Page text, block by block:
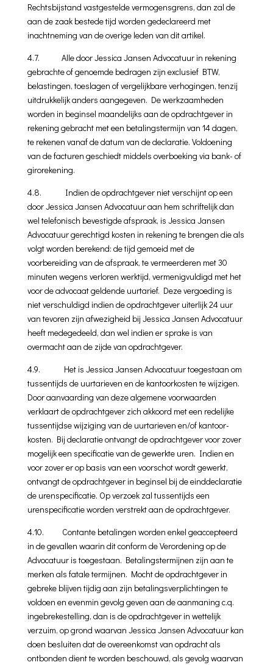
Rechtsbijstand vastgestelde vermogensgrens, dan zal de
aan de zaak bestede tijd worden gedeclareerd met
inachtneming van de overige leden van dit artikel.
4.7. Alle door Jessica Jansen Advocatuur in rekening
gebrachteof genoemde be­dragen zijn exclusief BTW,
belastingen, toeslagen of vergelijkbare verhogingen, tenzij
uitdrukkelijk anders aangegeven. De werk­zaamheden
worden in beginsel maandelijks aan de opdrachtgever in
rekening gebracht met een betalingstermijn van 14 dagen,
te rekenen vanaf de datum van de declaratie. Voldoening
van de facturen geschiedt middels overboeking via bank- of
girorekening.
4.8. Indien de opdrachtgever niet verschijnt op een
door Jessica Jansen Advocatuur aan hem schriftelijk dan
wel telefonisch bevestigde afspraak, is Jessica Jansen
Advocatuur gerechtigd kosten in rekening te brengen die als
volgt worden berekend: de tijd gemoeid met de
voorbereiding van de afspraak, te vermeerderen met 30
minuten wegens verloren werktijd, vermenigvuldigd met het
voor de advocaat geldende uurtarief. Deze vergoeding is
niet verschuldigd indien de opdrachtgever uiterlijk 24 uur
van tevoren zijn afwezigheid bij Jessica Jansen Advocatuur
heeft medegedeeld, dan wel indien er sprake is van
overmacht aan de zijde van opdrachtgever.
4.9. Het is Jessica Jansen Advocatuur toegestaan om
tussentijds de uurtarieven en de kantoorkosten te wijzigen.
Door aanvaarding van deze algemene voorwaarden
verklaart de opdrachtgever zich akkoord met een redelijke
tussentijdse wijziging van de uurtarieven en/of kantoor­
kosten. Bij declaratie ontvangt de opdrachtgever voor zover
moge­lijk een specificatie van de gewerkte uren. Indien en
voor zover er op basis van een voorschot wordt gewerkt,
ontvangt de opdracht­gever in beginsel bij de einddeclaratie
de urenspecificatie. Op verzoek zal tussentijds een
urenspecificatie worden verstrekt aan de opdrachtgever.
4.10. Contante betalingen worden enkel geaccepteerd
in de gevallen waarin dit conform de Verordening op de
Advocatuur is toege­staan. Betalingstermijnen zijn aan te
merken als fatale termijnen. Mocht de opdrachtgever in
gebreke blijven tijdig aan zijn betalings­verplichtingen te
voldoen en evenmin gevolg geven aan de aan­maning c.q.
ingebrekestelling, dan is de opdrachtgever in wettelijk
verzuim, op grond waarvan Jessica Jansen Advocatuur kan
doen besluiten dat de overeenkomst van opdracht als
ontbonden dient te worden beschouwd, als gevolg waarvan